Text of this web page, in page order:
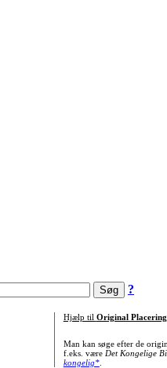
?
Hjælp til Original Placering
Man kan søge efter de
f.eks. være Det Kongelige
kongelig*.